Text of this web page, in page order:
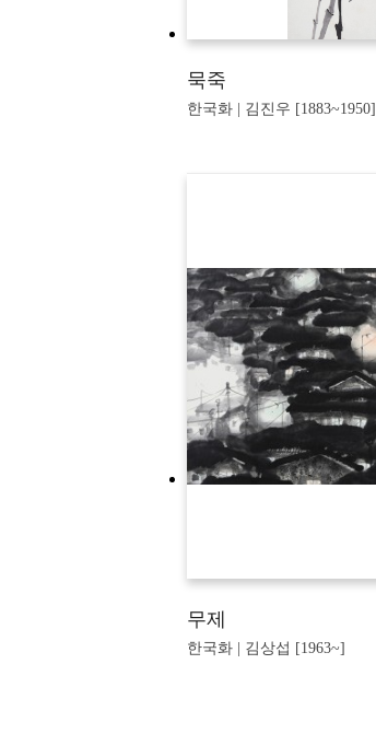
묵죽
한국화 | 김진우 [1883~1950]
무제
한국화 | 김상섭 [1963~]